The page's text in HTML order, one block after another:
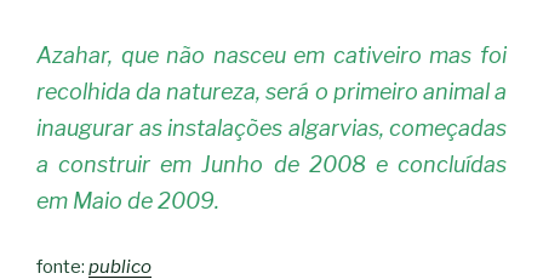
Azahar, que não nasceu em cativeiro mas foi
recolhida da natureza, será o primeiro animal a
inaugurar as instalações algarvias, começadas
a construir em Junho de 2008 e concluídas
em Maio de 2009.
fonte: publico